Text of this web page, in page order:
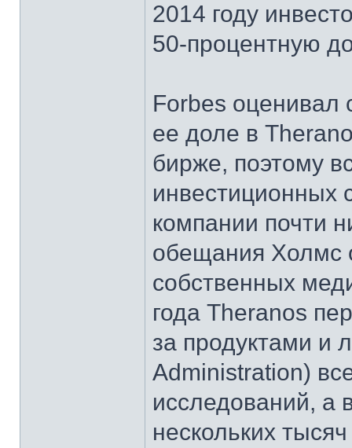
2014 году
50-процентную
Forbes оценивал
ее доле в
бирже, поэтому
инвестиционных
компании почти
обещания Холмс
собственных
года Theranos
за продуктами и
Administration)
исследований, а
нескольких